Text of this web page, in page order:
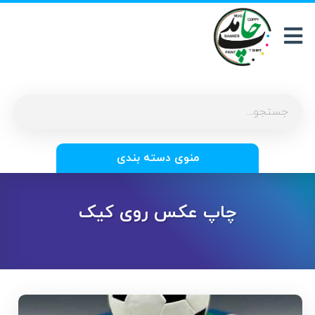
منوی دسته بندی
چاپ عکس روی کیک